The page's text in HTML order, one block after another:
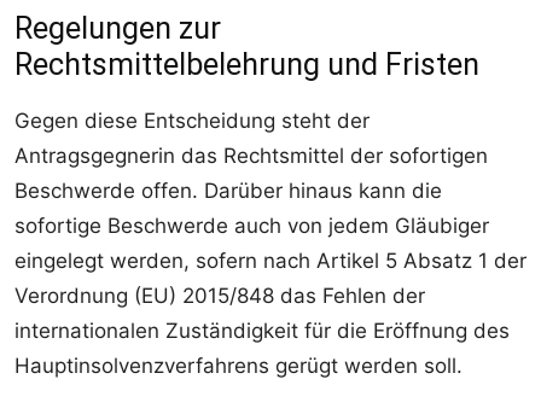
Regelungen zur
Rechtsmittelbelehrung und Fristen
Gegen diese Entscheidung steht der
Antragsgegnerin das Rechtsmittel der sofortigen
Beschwerde offen. Darüber hinaus kann die
sofortige Beschwerde auch von jedem Gläubiger
eingelegt werden, sofern nach Artikel 5 Absatz 1 der
Verordnung (EU) 2015/848 das Fehlen der
internationalen Zuständigkeit für die Eröffnung des
Hauptinsolvenzverfahrens gerügt werden soll.